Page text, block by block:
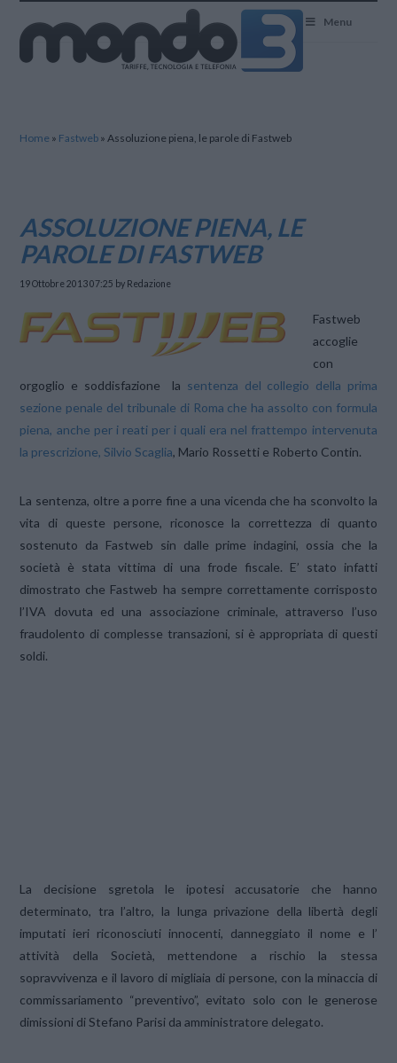
Menu
Home » Fastweb »Assoluzione piena, le parole di Fastweb
ASSOLUZIONE PIENA, LE
PAROLE DI FASTWEB
19 Ottobre 2013 07:25 by Redazione
Fastweb
accoglie
con
orgoglio e soddisfazione la sentenza del collegio della prima
sezione penale del tribunale di Roma che ha assolto con formula
piena, anche per i reati per i quali era nel frattempo intervenuta
la prescrizione, Silvio Scaglia, Mario Rossetti e Roberto Contin.
La sentenza, oltre a porre fine a una vicenda che ha sconvolto la
vita di queste persone, riconosce la correttezza di quanto
sostenuto da Fastweb sin dalle prime indagini, ossia che la
società è stata vittima di una frode fiscale. E’ stato infatti
dimostrato che Fastweb ha sempre correttamente corrisposto
l’IVA dovuta ed una associazione criminale, attraverso l’uso
fraudolento di complesse transazioni, si è appropriata di questi
soldi.
La decisione sgretola le ipotesi accusatorie che hanno
determinato, tra l’altro, la lunga privazione della libertà degli
imputati ieri riconosciuti innocenti, danneggiato il nome e l’
attività della Società, mettendone a rischio la stessa
sopravvivenza e il lavoro di migliaia di persone, con la minaccia di
commissariamento “preventivo”, evitato solo con le generose
dimissioni di Stefano Parisi da amministratore delegato.